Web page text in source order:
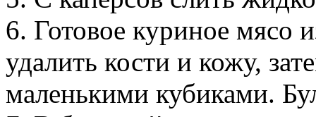
6. Готовое куриное мясо
удалить кости и кожу,
маленькими кубиками.